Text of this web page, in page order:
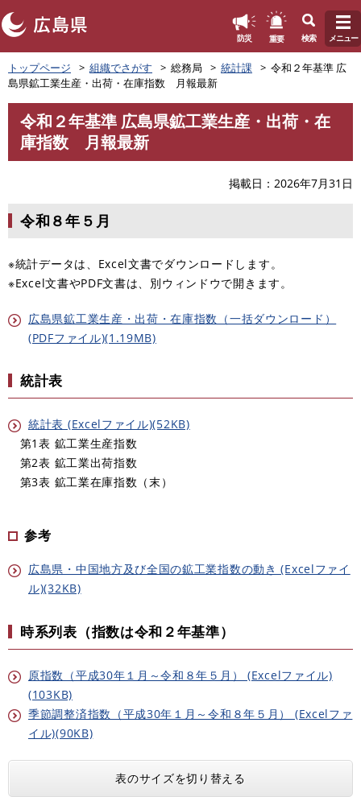
ペ
ー
ジ
の
で
防災 重要 検索 メニュー
トップページ 組織でさがす 総務局 統計課
令和２年基準 広
島県鉱工業生産・出荷・在庫指数 月報最新
令和２年基準 広島県鉱工業生産・出荷・在
庫指数 月報最新
掲載日 2026年7月31日
令和８年５月
※統計データは、Excel文書でダウンロードします。
※Excel文書やPDF文書は、別ウィンドウで開きます。
広島県鉱工業生産・出荷・在庫指数（一括ダウンロード）
(PDFファイル)(1.19MB)
統計表
統計表 (Excelファイル)(52KB)
第1表 鉱工業生産指数
第2表 鉱工業出荷指数
第3表 鉱工業在庫指数（末）
参考
広島県・中国地方及び全国の鉱工業指数の動き (Excelファイ
ル)(32KB)
​時系列表（指数は令和２年基準）
原指数（平成30年１月～令和８年５月） (Excelファイル)
(103KB)
季節調整済指数（平成30年１月～令和８年５月） (Excelファ
イル)(90KB)
表のサイズを切り替える